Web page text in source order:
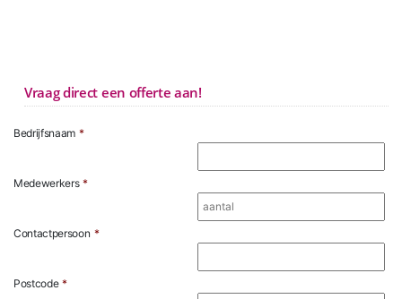
Vraag direct een offerte aan!
Bedrijfsnaam *
Medewerkers *
Contactpersoon *
Postcode *